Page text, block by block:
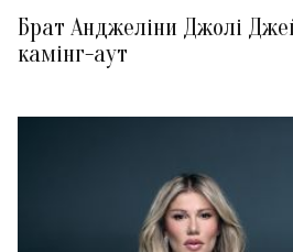
Брат Анджеліни Джолі
камінг-аут